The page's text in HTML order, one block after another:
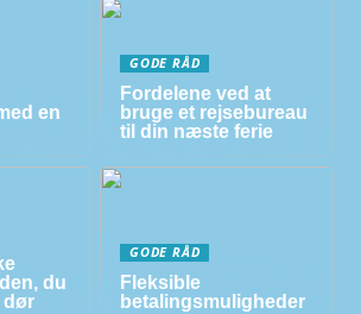
en
GODE RÅD
Fordelene ved at
bruge et rejsebureau
til din næste ferie
du
dør
GODE RÅD
Fleksible
betalingsmuligheder